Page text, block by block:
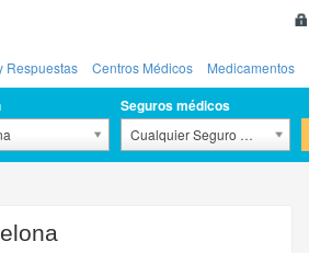
Respuestas Centros Médicos Medicamentos
Seguros médicos
Cualquier Seguro Médico